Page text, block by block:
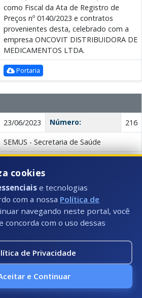
como Fiscal da Ata de Registro de
Preços nº 0140/2023 e contratos
provenientes desta, celebrado com a
empresa ONCOVIT DISTRIBUIDORA DE
MEDICAMENTOS LTDA.
Portaria
23/06/2023 Número:
216
SEMUS - Secretaria de Saúde
DELLATORRE TEIXEIRA para com
observância da legislação vigente e ao
Art. 67, da Lei nº 8.666/1993, atuar
como Fiscal da Ata de Registro de
Preços nº 0156/2023 e contratos
provenientes desta, celebrado com a
Portaria
cookies
e tecnologias
com a nossa Política de
navegando neste portal, você
concorda com o uso dessas
de Privacidade
e Continuar